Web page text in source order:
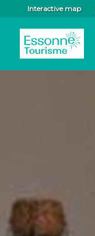
Interactive map